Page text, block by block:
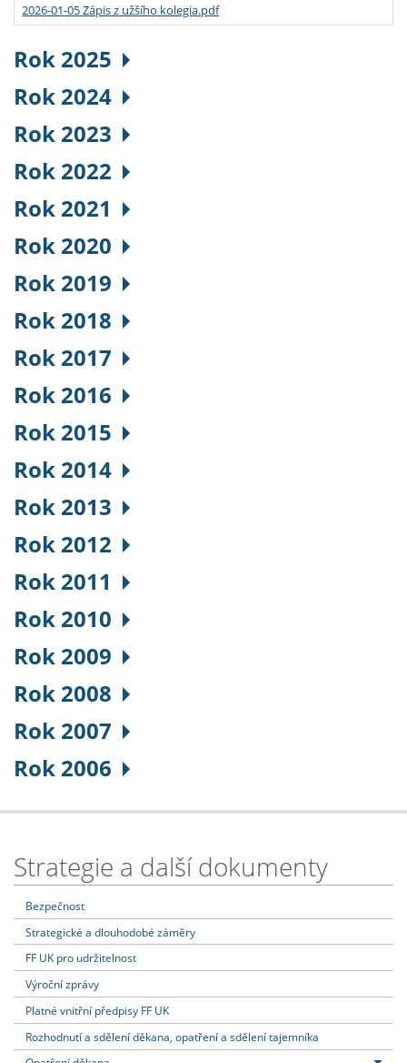
2026-01-05 Zápis z užšího kolegia.pdf
Rok 2025
Rok 2024
Rok 2023
Rok 2022
Rok 2021
Rok 2020
Rok 2019
Rok 2018
Rok 2017
Rok 2016
Rok 2015
Rok 2014
Rok 2013
Rok 2012
Rok 2011
Rok 2010
Rok 2009
Rok 2008
Rok 2007
Rok 2006
Strategie a další dokumenty
Bezpečnost
Strategické a dlouhodobé záměry
FF UK pro udržitelnost
Výroční zprávy
Platné vnitřní předpisy FF UK
Rozhodnutí a sdělení děkana, opatření a sdělení tajemníka